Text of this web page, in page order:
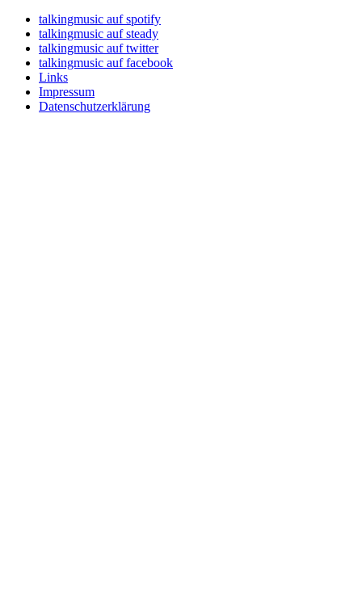
talkingmusic auf spotify
talkingmusic auf steady
talkingmusic auf twitter
talkingmusic auf facebook
Links
Impressum
Datenschutzerklärung